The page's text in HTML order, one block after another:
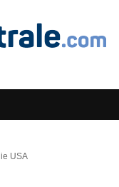
USA